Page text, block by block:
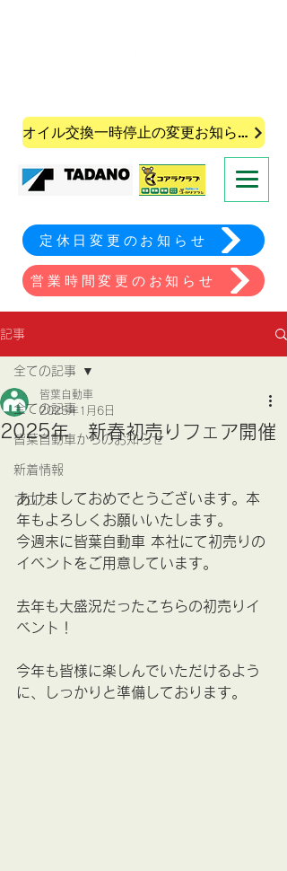
営業時間変更のお知らせ
定休日変更のお知らせ
オイル交換一時停止の変更お知らせ
記事
全ての記事
皆葉自動車からのお知らせ
新着情報
ブログ
全ての記事
2025年 新春初売りフェア開催
皆葉自動車
2025年1月6日
あけましておめでとうございます。本
年もよろしくお願いいたします。
今週末に皆葉自動車 本社にて初売りの
イベントをご用意しています。
去年も大盛況だったこちらの初売りイ
ベント！
今年も皆様に楽しんでいただけるよう
に、しっかりと準備しております。